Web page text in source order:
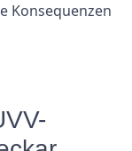
Konsequenzen